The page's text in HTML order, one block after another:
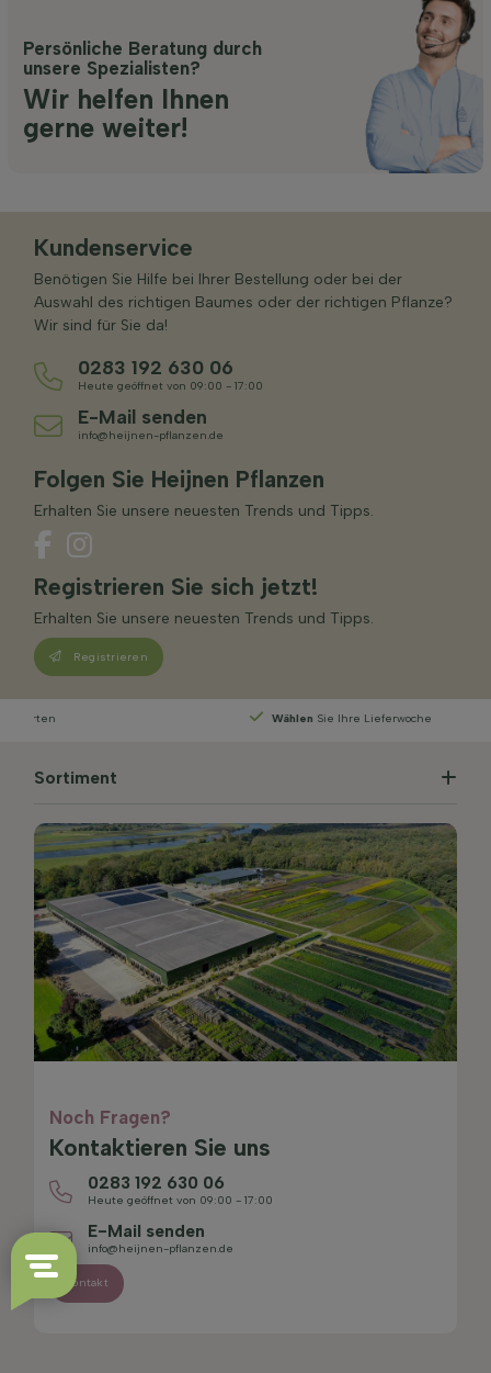
Persönliche Beratung durch
unsere Spezialisten?
Wir helfen Ihnen
gerne weiter!
Kundenservice
Benötigen Sie Hilfe bei Ihrer Bestellung oder bei der
Auswahl des richtigen Baumes oder der richtigen Pflanze?
Wir sind für Sie da!
0283 192 630 06
Heute geöffnet von 09:00 - 17:00
E-Mail senden
info@heijnen-pflanzen.de
Folgen Sie Heijnen Pflanzen
Erhalten Sie unsere neuesten Trends und Tipps.
Registrieren Sie sich jetzt!
Erhalten Sie unsere neuesten Trends und Tipps.
Registrieren
Sie Ihre Lieferwoche
Sortiment
Noch Fragen?
Kontaktieren Sie uns
0283 192 630 06
Heute geöffnet von 09:00 - 17:00
E-Mail senden
info@heijnen-pflanzen.de
Kontakt